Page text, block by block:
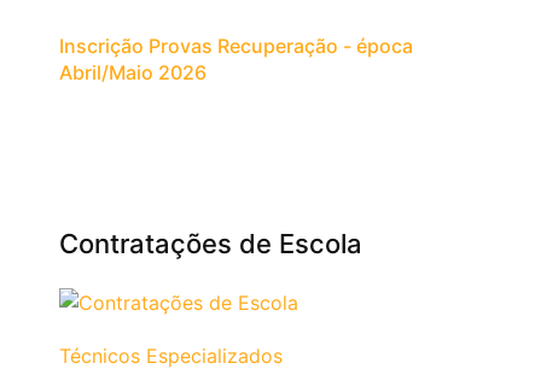
Inscrição Provas Recuperação - época
Abril/Maio 2026
Contratações de Escola
Técnicos Especializados